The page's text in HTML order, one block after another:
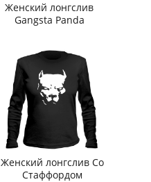
Женский лонгслив
Gangsta Panda
Женский лонгслив Со
Стаффордом